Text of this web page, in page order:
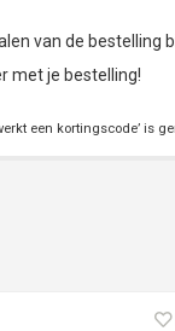
van de bestelling
met je bestelling!
een kortingscode’ is